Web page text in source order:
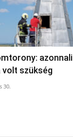
azonnali
volt szükség
30.